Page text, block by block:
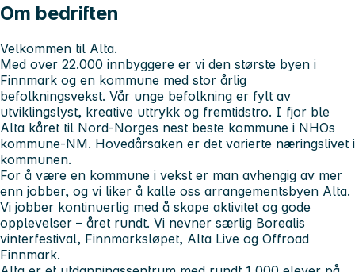
Om bedriften
Velkommen til Alta.
Med over 22.000 innbyggere er vi den største byen i
Finnmark og en kommune med stor årlig
befolkningsvekst. Vår unge befolkning er fylt av
utviklingslyst, kreative uttrykk og fremtidstro. I fjor ble
Alta kåret til Nord-Norges nest beste kommune i NHOs
kommune-NM. Hovedårsaken er det varierte næringslivet i
kommunen.
For å være en kommune i vekst er man avhengig av mer
enn jobber, og vi liker å kalle oss arrangementsbyen Alta.
Vi jobber kontinuerlig med å skape aktivitet og gode
opplevelser – året rundt. Vi nevner særlig Borealis
vinterfestival, Finnmarksløpet, Alta Live og Offroad
Finnmark.